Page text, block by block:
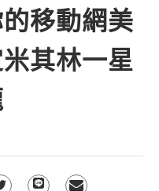
移動網美
其林一星